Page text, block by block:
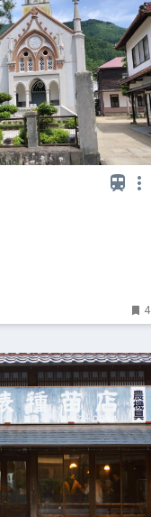
4